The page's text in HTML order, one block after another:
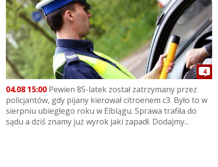
4
04.08 15:00 Pewien 85-latek został zatrzymany przez
policjantów, gdy pijany kierował citroenem c3. Było to w
sierpniu ubiegłego roku w Elblągu. Sprawa trafiła do
sądu a dziś znamy już wyrok jaki zapadł. Dodajmy...